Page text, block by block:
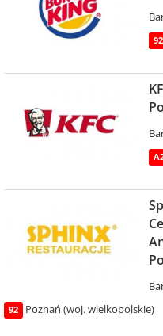
92
92 Poznań (woj. wielkopolskie)